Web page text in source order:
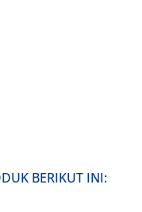
BERIKUT INI: